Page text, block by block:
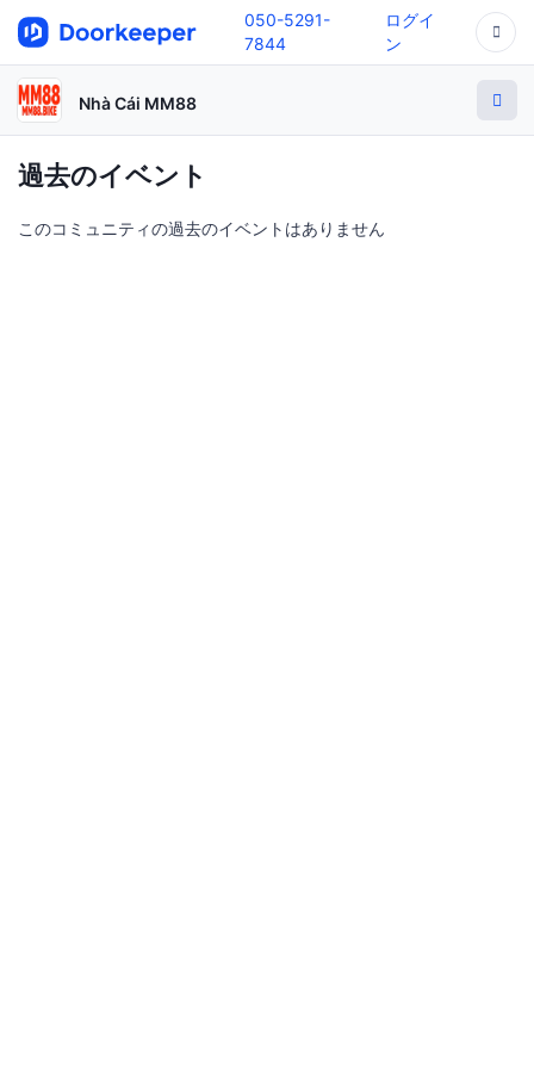
050-5291-
7844
ログイ
ン
Nhà Cái MM88
過去のイベント
このコミュニティの過去のイベントはありません